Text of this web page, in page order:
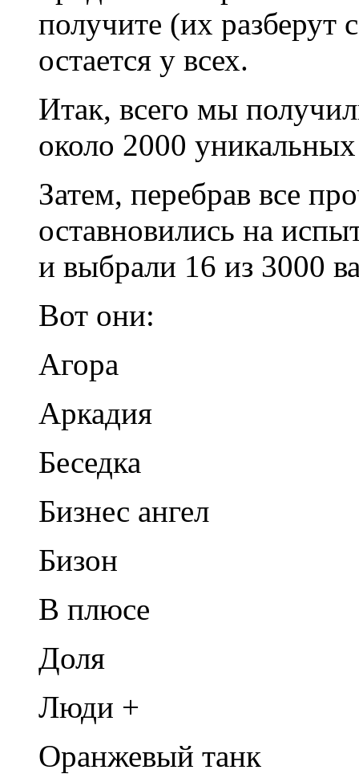
получите (их разберут
остается у всех.
Итак, всего мы
около 2000
Затем, перебрав все
оставновились на
и выбрали 16 из 3000
Вот они:
Агора
Аркадия
Беседка
Бизнес ангел
Бизон
В плюсе
Доля
Люди +
Оранжевый танк